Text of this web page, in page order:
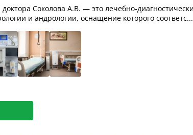
Соколова А.В. — это лечебно-
и андрологии, оснащение которого соответс...